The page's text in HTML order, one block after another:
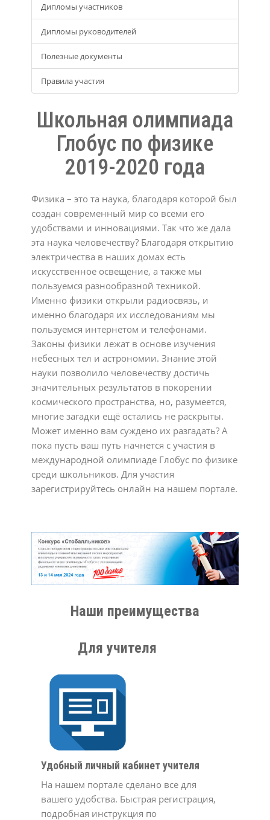
Дипломы участников
Дипломы руководителей
Полезные документы
Правила участия
Школьная олимпиада
Глобус по физике
2019-2020 года
Физика – это та наука, благодаря которой был
создан современный мир со всеми его
удобствами и инновациями. Так что же дала
эта наука человечеству? Благодаря открытию
электричества в наших домах есть
искусственное освещение, а также мы
пользуемся разнообразной техникой.
Именно физики открыли радиосвязь, и
именно благодаря их исследованиям мы
пользуемся интернетом и телефонами.
Законы физики лежат в основе изучения
небесных тел и астрономии. Знание этой
науки позволило человечеству достичь
значительных результатов в покорении
космического пространства, но, разумеется,
многие загадки ещё остались не раскрыты.
Может именно вам суждено их разгадать? А
пока пусть ваш путь начнется с участия в
международной олимпиаде Глобус по физике
среди школьников. Для участия
зарегистрируйтесь онлайн на нашем портале.
Наши преимущества
Для учителя
Удобный личный кабинет учителя
На нашем портале сделано все для
вашего удобства. Быстрая регистрация,
подробная инструкция по